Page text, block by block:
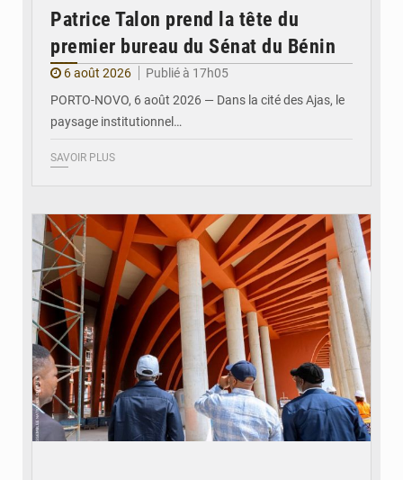
Patrice Talon prend la tête du
premier bureau du Sénat du Bénin
6 août 2026
Publié à 17h05
PORTO-NOVO, 6 août 2026 — Dans la cité des Ajas, le
paysage institutionnel…
SAVOIR PLUS